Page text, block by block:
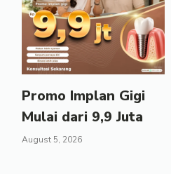
Promo Implan Gigi
Mulai dari 9,9 Juta
August 5, 2026